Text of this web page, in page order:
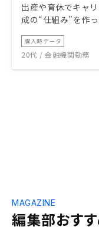
出産や育休でキャ
成の“仕組み”を作
購入時データ
20代 / 金融機関勤務
編集部おす
MAGAZINE